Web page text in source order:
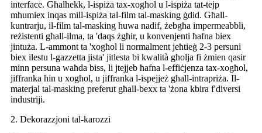
interface. Għalhekk, l-ispiża tax-xogħol u l-ispiża tat-tejp
mhumiex inqas mill-ispiża tal-film tal-masking ġdid. Għall-
kuntrarju, il-film tal-masking huwa nadif, żebgħa impermeabbli,
reżistenti għall-ilma, ta 'daqs żgħir, u konvenjenti ħafna biex
jintuża. L-ammont ta 'xogħol li normalment jeħtieġ 2-3 persuni
biex ilestu l-gazzetta jista' jitlesta bi kwalità għolja fi żmien qasir
minn persuna waħda biss, li jtejjeb ħafna l-effiċjenza tax-xogħol,
jiffranka ħin u xogħol, u jiffranka l-ispejjeż għall-intrapriża. Il-
materjal tal-masking preferut għall-bexx ta 'żona kbira f'diversi
industriji.
2. Dekorazzjoni tal-karozzi